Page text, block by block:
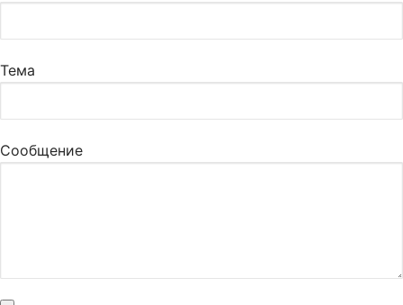
Тема
Сообщение